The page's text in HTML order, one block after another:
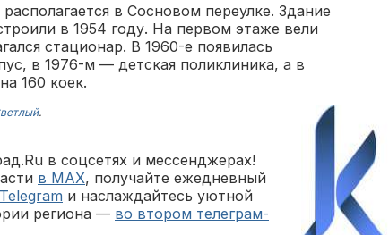
в Сосновом переулке. Здание
в 1954 году. На первом этаже вели
стационар. В 1960-е появилась
в 1976-м — детская поликлиника, а в
160 коек.
.
в соцсетях и мессенджерах!
в MAX, получайте ежедневный
и наслаждайтесь уютной
региона — во втором телеграм-